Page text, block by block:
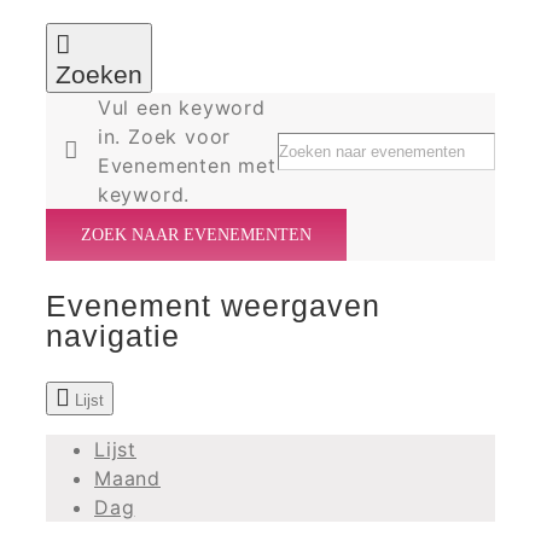
Zoeken
Vul een keyword
in. Zoek voor
Evenementen met
keyword.
ZOEK NAAR EVENEMENTEN
Evenement weergaven
navigatie
Lijst
Lijst
Maand
Dag